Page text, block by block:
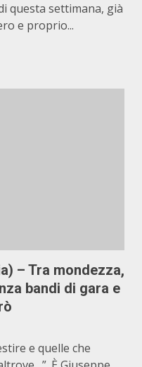
questa settimana, già
e proprio...
– Tra mondezza,
bandi di gara e
e quelle che